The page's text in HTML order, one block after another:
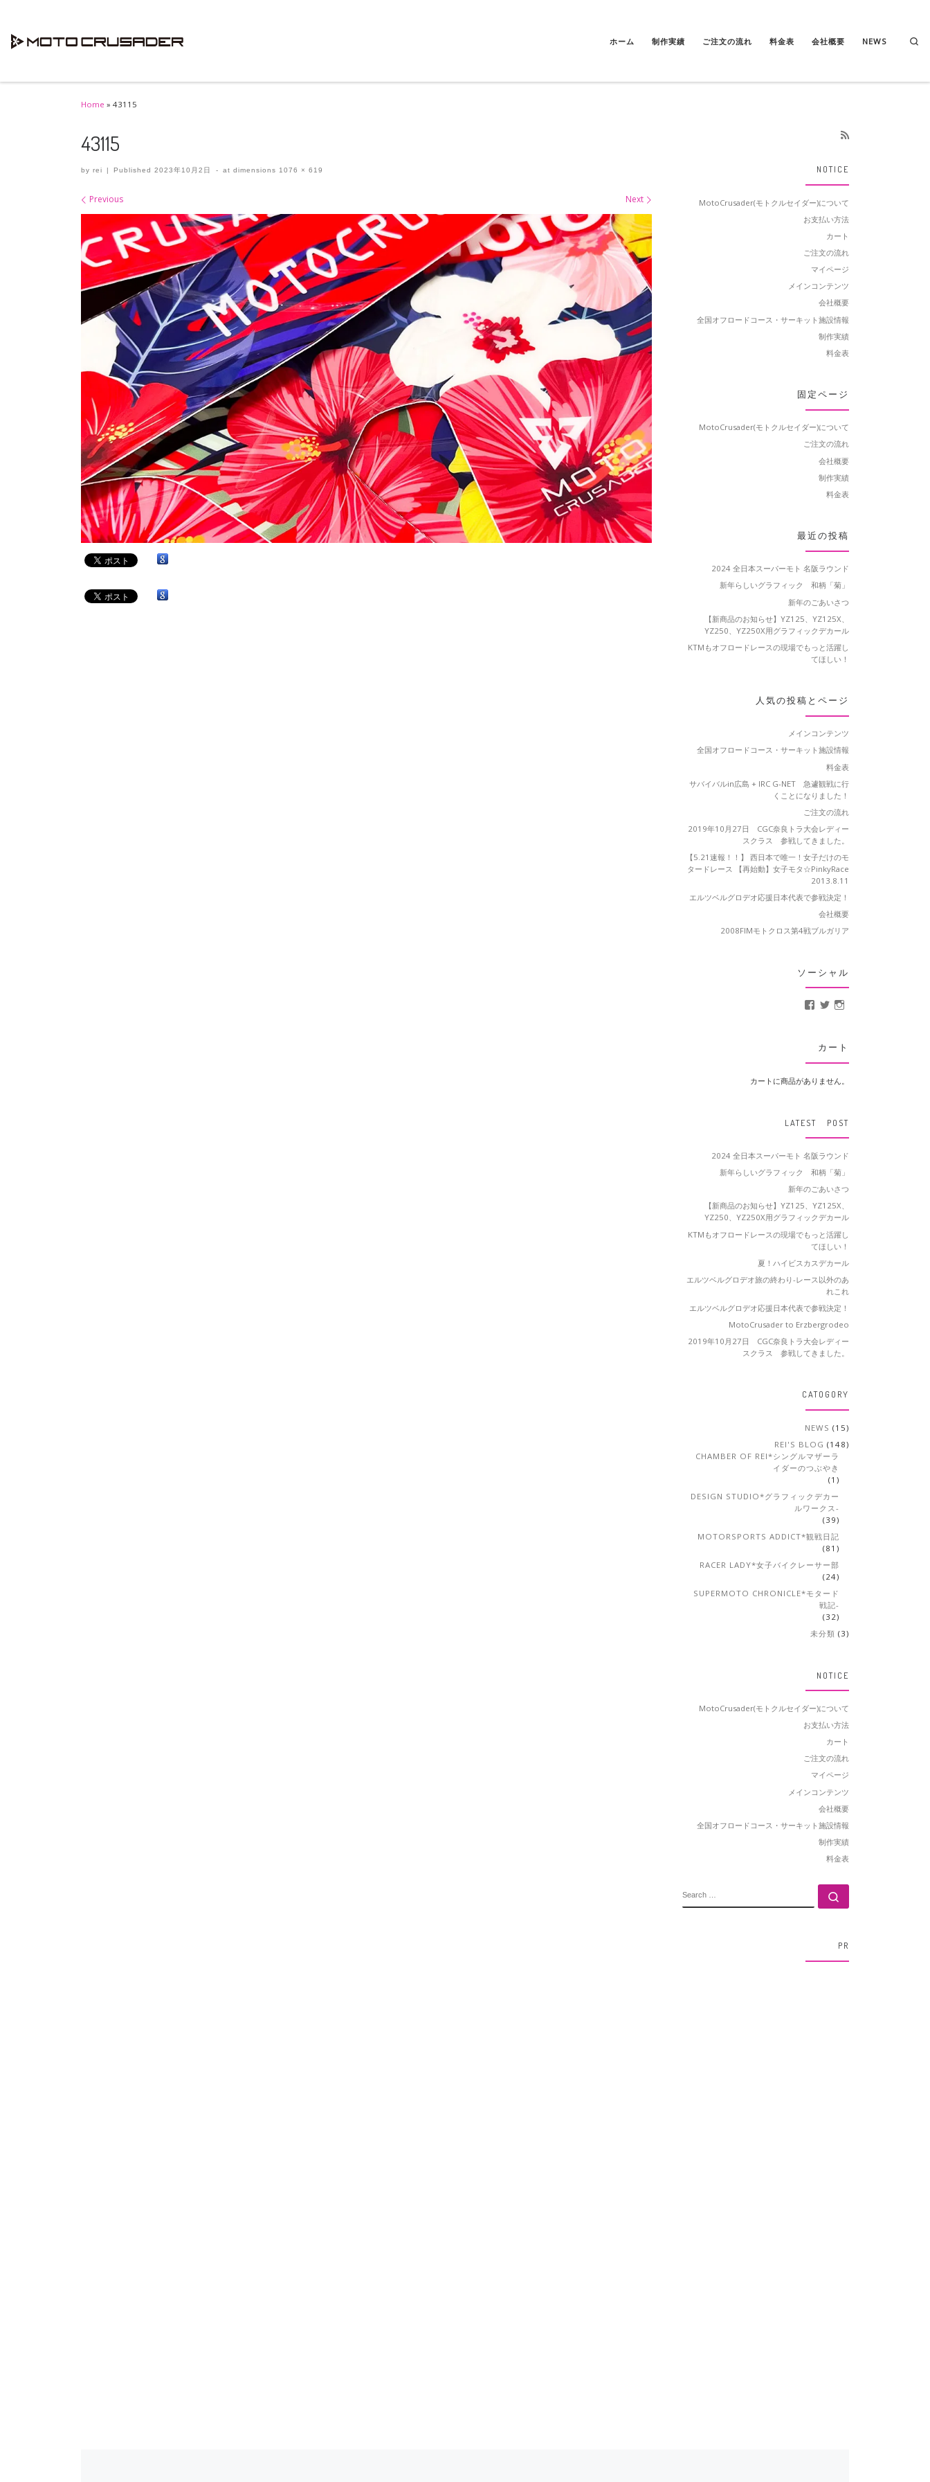
ホーム 制作実績 ご注文の流れ 料金表 会社概要 NEWS
Home » 43115
43115
by rei | Published2023年10月2日 - at dimensions 1076 × 619
Images navigation
Previous Next
NOTICE
MotoCrusader(モトクルセイダー)について
お支払い方法
カート
ご注文の流れ
マイページ
メインコンテンツ
会社概要
全国オフロードコース・サーキット施設情報
制作実績
料金表
固定ページ
MotoCrusader(モトクルセイダー)について
ご注文の流れ
会社概要
制作実績
料金表
最近の投稿
2024 全日本スーパーモト 名阪ラウンド
新年らしいグラフィック 和柄「菊」
新年のごあいさつ
【新商品のお知らせ】YZ125、YZ125X、
YZ250、YZ250X用グラフィックデカール
KTMもオフロードレースの現場でもっと活躍し
てほしい！
人気の投稿とページ
メインコンテンツ
全国オフロードコース・サーキット施設情報
料金表
サバイバルin広島 + IRC G-NET 急遽観戦に行
くことになりました！
ご注文の流れ
2019年10月27日 CGC奈良トラ大会レディー
スクラス 参戦してきました。
【5.21速報！！】 西日本で唯一！女子だけのモ
タードレース 【再始動】女子モタ☆PinkyRace
2013.8.11
エルツベルグロデオ応援日本代表で参戦決定！
会社概要
2008FIMモトクロス第4戦ブルガリア
ソーシャル
MotoCrusader さんのプ
@MotoCrusader さ
カート
カートに商品がありません。
LATEST POST
2024 全日本スーパーモト 名阪ラウンド
新年らしいグラフィック 和柄「菊」
新年のごあいさつ
【新商品のお知らせ】YZ125、YZ125X、
YZ250、YZ250X用グラフィックデカール
KTMもオフロードレースの現場でもっと活躍し
てほしい！
夏！ハイビスカスデカール
エルツベルグロデオ旅の終わり-レース以外のあ
れこれ
エルツベルグロデオ応援日本代表で参戦決定！
MotoCrusader to Erzbergrodeo
2019年10月27日 CGC奈良トラ大会レディー
スクラス 参戦してきました。
CATOGORY
NEWS (15)
REI'S BLOG (148)
CHAMBER OF REI*シングルマザーラ
イダーのつぶやき
(1)
DESIGN STUDIO*グラフィックデカー
ルワークス-
(39)
MOTORSPORTS ADDICT*観戦日記
(81)
RACER LADY*女子バイクレーサー部
(24)
SUPERMOTO CHRONICLE*モタード
戦記-
(32)
未分類 (3)
NOTICE
MotoCrusader(モトクルセイダー)について
お支払い方法
カート
ご注文の流れ
マイページ
メインコンテンツ
会社概要
全国オフロードコース・サーキット施設情報
制作実績
料金表
PR